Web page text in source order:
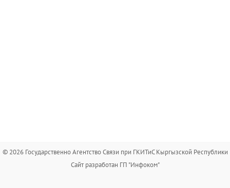
© 2026 Государственно Агентство Связи при ГКИТиС Кыргызской Республики
Сайт разработан ГП "Инфоком"